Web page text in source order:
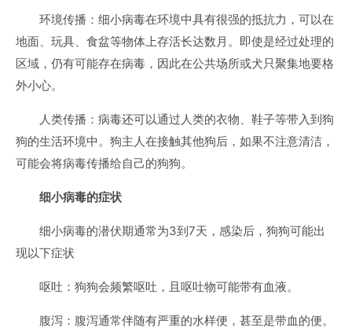
环境传播：细小病毒在环境中具有很强的抵抗力，可以在
地面、玩具、食盆等物体上存活长达数月。即使是经过处理的
区域，仍有可能存在病毒，因此在公共场所或犬只聚集地要格
外小心。
人类传播：病毒还可以通过人类的衣物、鞋子等带入到狗
狗的生活环境中。狗主人在接触其他狗后，如果不注意清洁，
可能会将病毒传播给自己的狗狗。
细小病毒的症状
细小病毒的潜伏期通常为3到7天，感染后，狗狗可能出
现以下症状
呕吐：狗狗会频繁呕吐，且呕吐物可能带有血液。
腹泻：腹泻通常伴随有严重的水样便，甚至是带血的便。